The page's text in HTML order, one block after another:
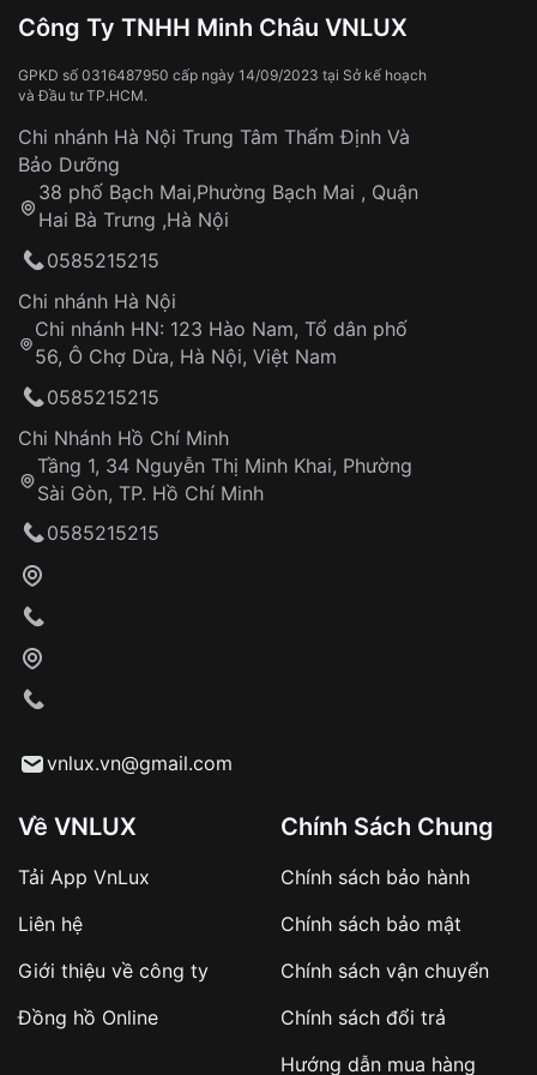
Thời gian vận chuyển trung bình: 3 – 5 ngày
làm việc
Áp dụng cho tất cả tỉnh thành trên toàn quốc
Thời gian tính từ khi xác nhận đơn hàng thành
công
Hotline: 0585 215 215
Từ khóa SEO:
Khách hàng kiểm tra và thanh toán trực tiếp
Từ khóa SEO:
sản phẩm đặc biệt
hàng
Số tiền còn lại thanh toán khi nhận hàng hoặc
Đồng hồ bị hư hỏng do:
Tai nạn hoặc tác động từ bên ngoài
Hao mòn tự nhiên theo thời gian:
Dây đeo
Sản phẩm đã bị:
Tự ý sửa chữa
thống VNLUX
Đảm bảo quyền lợi khách hàng
Đồng hành cùng khách hàng trong suốt quá
trình sử dụng
Công Ty TNHH Minh Châu VNLUX
GPKD số 0316487950 cấp ngày 14/09/2023 tại Sở kế hoạch
và Đầu tư TP.HCM.
Chi nhánh Hà Nội Trung Tâm Thẩm Định Và
Bảo Dưỡng
38 phố Bạch Mai,Phường Bạch Mai , Quận
Hai Bà Trưng ,Hà Nội
0585215215
Chi nhánh Hà Nội
Chi nhánh HN: 123 Hào Nam, Tổ dân phố
56, Ô Chợ Dừa, Hà Nội, Việt Nam
0585215215
Chi Nhánh Hồ Chí Minh
Tầng 1, 34 Nguyễn Thị Minh Khai, Phường
Sài Gòn, TP. Hồ Chí Minh
0585215215
vnlux.vn@gmail.com
Về VNLUX
Tải App VnLux
Liên hệ
Giới thiệu về công ty
Đồng hồ Online
Chính Sách Chung
Chính sách bảo hành
Chính sách bảo mật
Chính sách vận chuyển
Chính sách đổi trả
Hướng dẫn mua hàng